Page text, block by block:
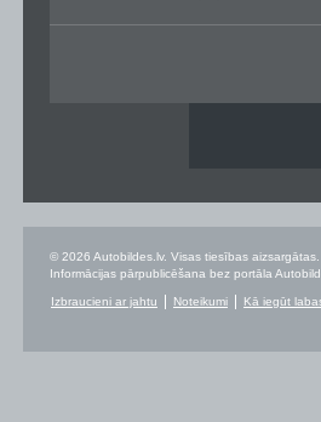
© 2026 Autobildes.lv. Visas tiesības aizsargātas.
Informācijas pārpublicēšana bez portāla
Izbraucieni ar jahtu Noteikumi Kā iegūt